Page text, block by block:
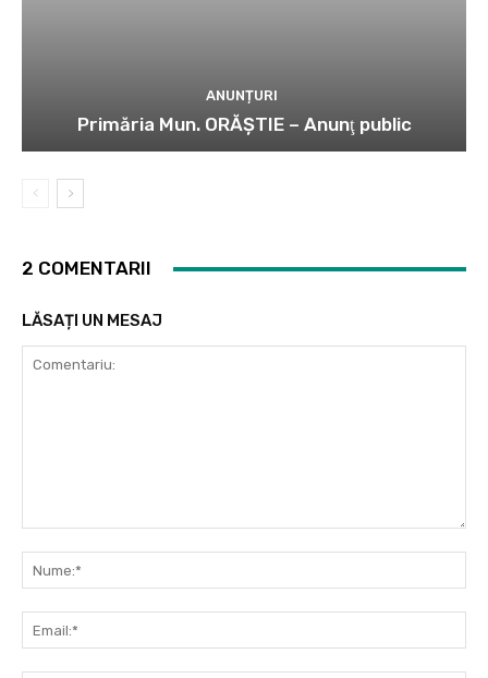
ANUNȚURI
Primăria Mun. ORĂȘTIE – Anunţ public
2 COMENTARII
LĂSAȚI UN MESAJ